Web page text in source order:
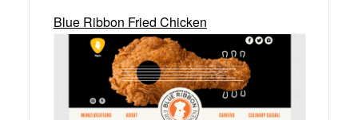
Blue Ribbon Fried Chicken